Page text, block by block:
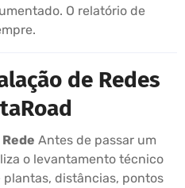
O relatório de
de Redes
Antes de passar um
o levantamento técnico
distâncias, pontos